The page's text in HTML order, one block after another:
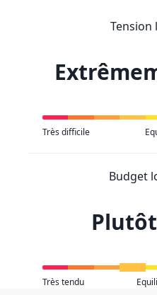
Tension
Très difficile
Budget
Très tendu